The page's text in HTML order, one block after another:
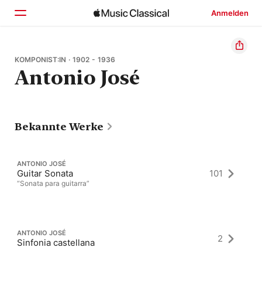
Anmelden
Startseite
Entdecken
KOMPONIST:IN · 1902 - 1936
Antonio José
Bekannte Werke
ANTONIO JOSÉ
Guitar Sonata
“Sonata para guitarra”
101
ANTONIO JOSÉ
Sinfonia castellana 2